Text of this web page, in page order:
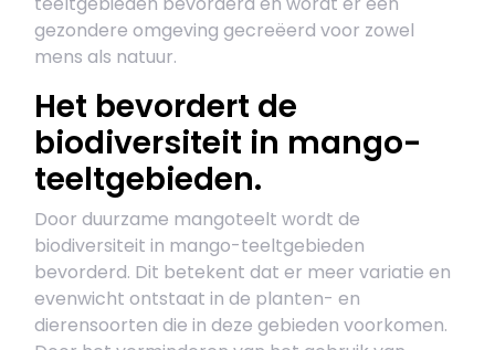
gezondere omgeving gecreëerd voor zowel
mens als natuur.
Het bevordert de
biodiversiteit in mango-
teeltgebieden.
Door duurzame mangoteelt wordt de
biodiversiteit in mango-teeltgebieden
bevorderd. Dit betekent dat er meer variatie en
evenwicht ontstaat in de planten- en
dierensoorten die in deze gebieden voorkomen.